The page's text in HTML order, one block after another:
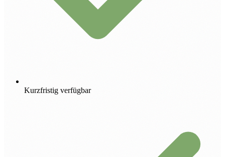
Kurzfristig verfügbar